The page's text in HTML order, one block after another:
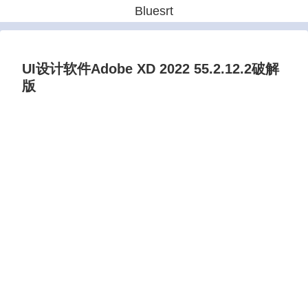
Bluesrt
UI设计软件Adobe XD 2022 55.2.12.2破解
版